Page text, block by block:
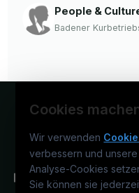
People &
Badener
Cookies
Wir verwenden
verbessern und
Analyse-Cookies
Sie können sie